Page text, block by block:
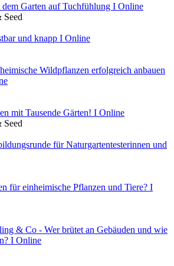
Garten auf Tuchfühlung I Online
Seed
und knapp I Online
Wildpflanzen erfolgreich anbauen
mit Tausende Gärten! I Online
Seed
für Naturgartentesterinnen und
für einheimische Pflanzen und Tiere? I
& Co - Wer brütet an Gebäuden und wie
I Online